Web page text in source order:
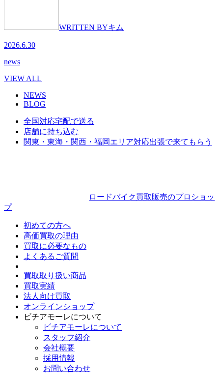
WRITTEN BYキム
2026.6.30
news
VIEW ALL
NEWS
BLOG
全国対応宅配で送る
店舗に持ち込む
関東・東海・関西・福岡エリア対応出張で来てもらう
ロードバイク買取販売のプロショッ
プ
初めての方へ
高価買取の理由
買取に必要なもの
よくあるご質問
買取取り扱い商品
買取実績
法人向け買取
オンラインショップ
ビチアモーレについて
ビチアモーレについて
スタッフ紹介
会社概要
採用情報
お問い合わせ